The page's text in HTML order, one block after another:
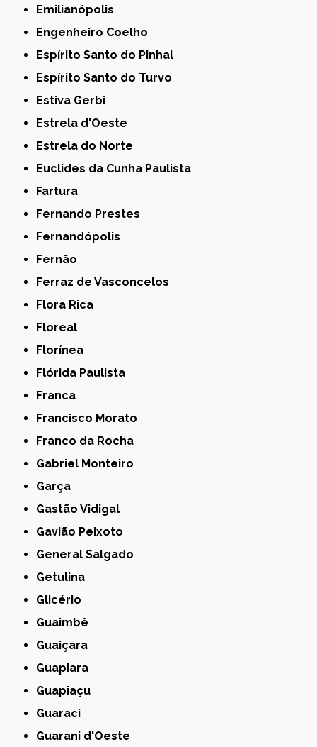
Emilianópolis
Engenheiro Coelho
Espírito Santo do Pinhal
Espírito Santo do Turvo
Estiva Gerbi
Estrela d'Oeste
Estrela do Norte
Euclides da Cunha Paulista
Fartura
Fernando Prestes
Fernandópolis
Fernão
Ferraz de Vasconcelos
Flora Rica
Floreal
Florínea
Flórida Paulista
Franca
Francisco Morato
Franco da Rocha
Gabriel Monteiro
Garça
Gastão Vidigal
Gavião Peixoto
General Salgado
Getulina
Glicério
Guaimbê
Guaiçara
Guapiara
Guapiaçu
Guaraci
Guarani d'Oeste